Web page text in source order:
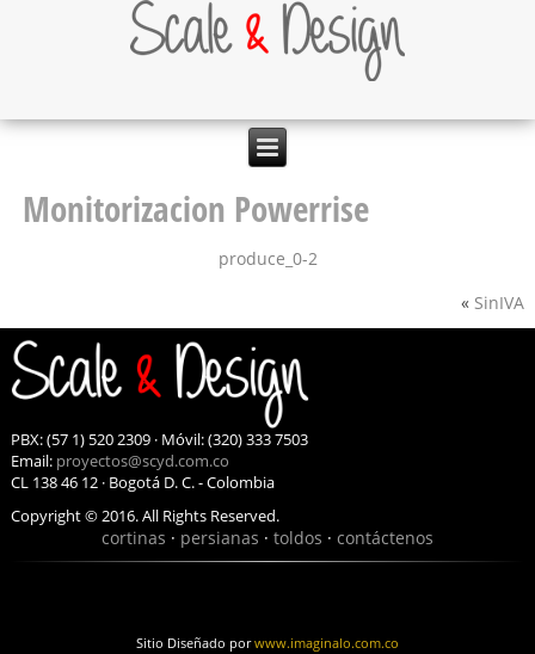
Monitorizacion Powerrise
produce_0-2
« SinIVA
PBX: (57 1) 520 2309 · Móvil: (320) 333 7503
Email: proyectos@scyd.com.co
CL 138 46 12 · Bogotá D. C. - Colombia
Copyright © 2016. All Rights Reserved.
cortinas · persianas · toldos · contáctenos
Sitio Diseñado por www.imaginalo.com.co